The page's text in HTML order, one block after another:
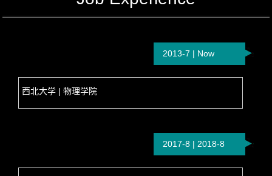
2013-7 | Now
西北大学 | 物理学院
2017-8 | 2018-8